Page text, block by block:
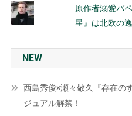
原作者溺愛パ
星』は北欧の
NEW
西島秀俊×瀬々敬久『存在の
ジュアル解禁！